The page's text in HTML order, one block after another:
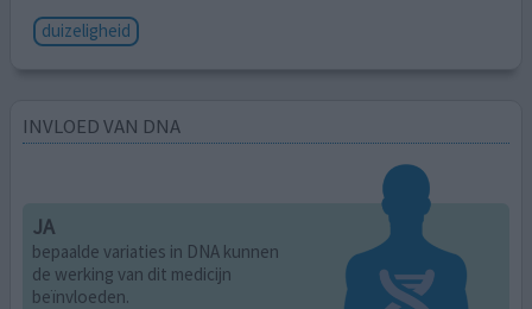
duizeligheid
INVLOED VAN DNA
JA
bepaalde variaties in DNA kunnen
de werking van dit medicijn
beïnvloeden.